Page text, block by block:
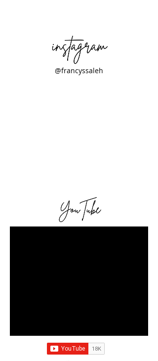
@francyssaleh